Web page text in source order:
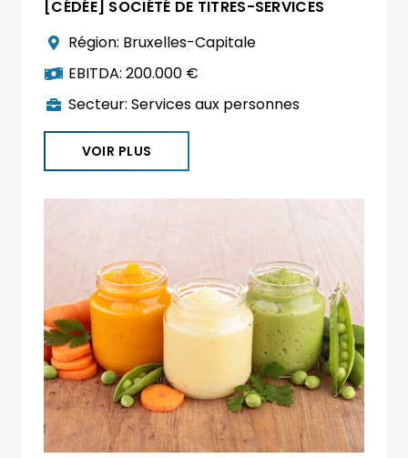
[CÉDÉE] SOCIÉTÉ DE TITRES-SERVICES
Région: Bruxelles-Capitale
EBITDA:200.000 €
Secteur:Services aux personnes
VOIR PLUS